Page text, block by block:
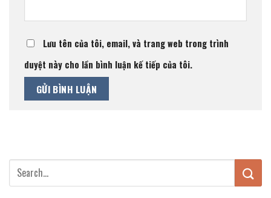
Lưu tên của tôi, email, và trang web trong trình
duyệt này cho lần bình luận kế tiếp của tôi.